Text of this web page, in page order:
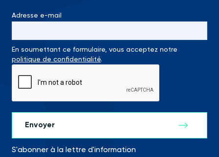
Adresse e-mail
En soumettant ce formulaire, vous acceptez notre
politique de confidentialité.
S'abonner à la lettre d'information